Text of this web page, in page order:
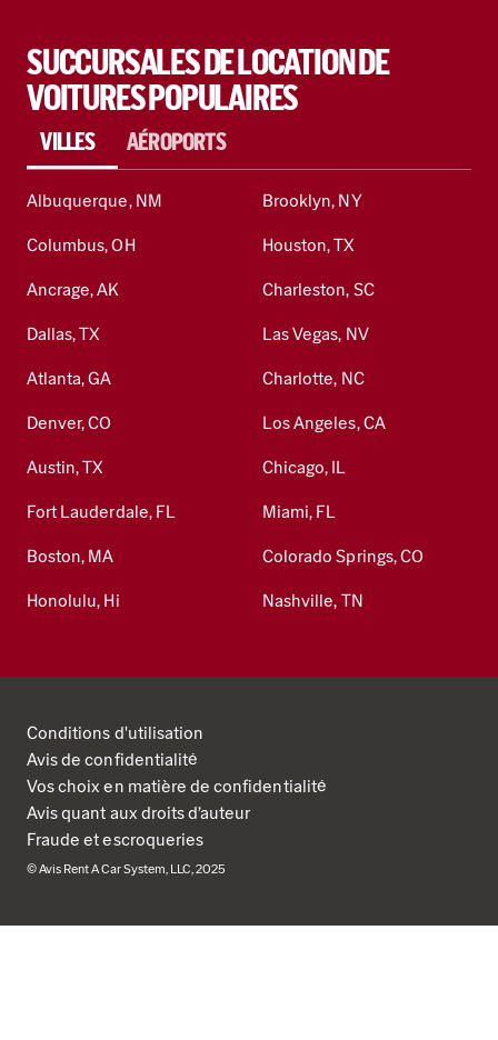
SUCCURSALES DE LOCATION DE
VOITURES POPULAIRES
VILLES AÉROPORTS
Albuquerque, NM Brooklyn, NY
Columbus, OH Houston, TX
Ancrage, AK Charleston, SC
Dallas, TX Las Vegas, NV
Atlanta, GA Charlotte, NC
Denver, CO Los Angeles, CA
Austin, TX Chicago, IL
Fort Lauderdale, FL Miami, FL
Boston, MA Colorado Springs, CO
Honolulu, Hi Nashville, TN
Conditions d'utilisation
Avis de confidentialité
Vos choix en matière de confidentialité
Avis quant aux droits d’auteur
Fraude et escroqueries
© Avis Rent A Car System, LLC, 2025